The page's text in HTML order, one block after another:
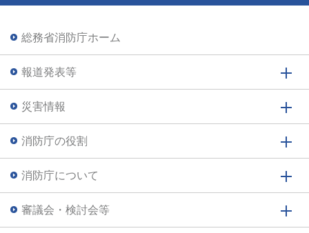
総務省消防庁ホーム
報道発表等
災害情報
消防庁の役割
消防庁について
審議会・検討会等